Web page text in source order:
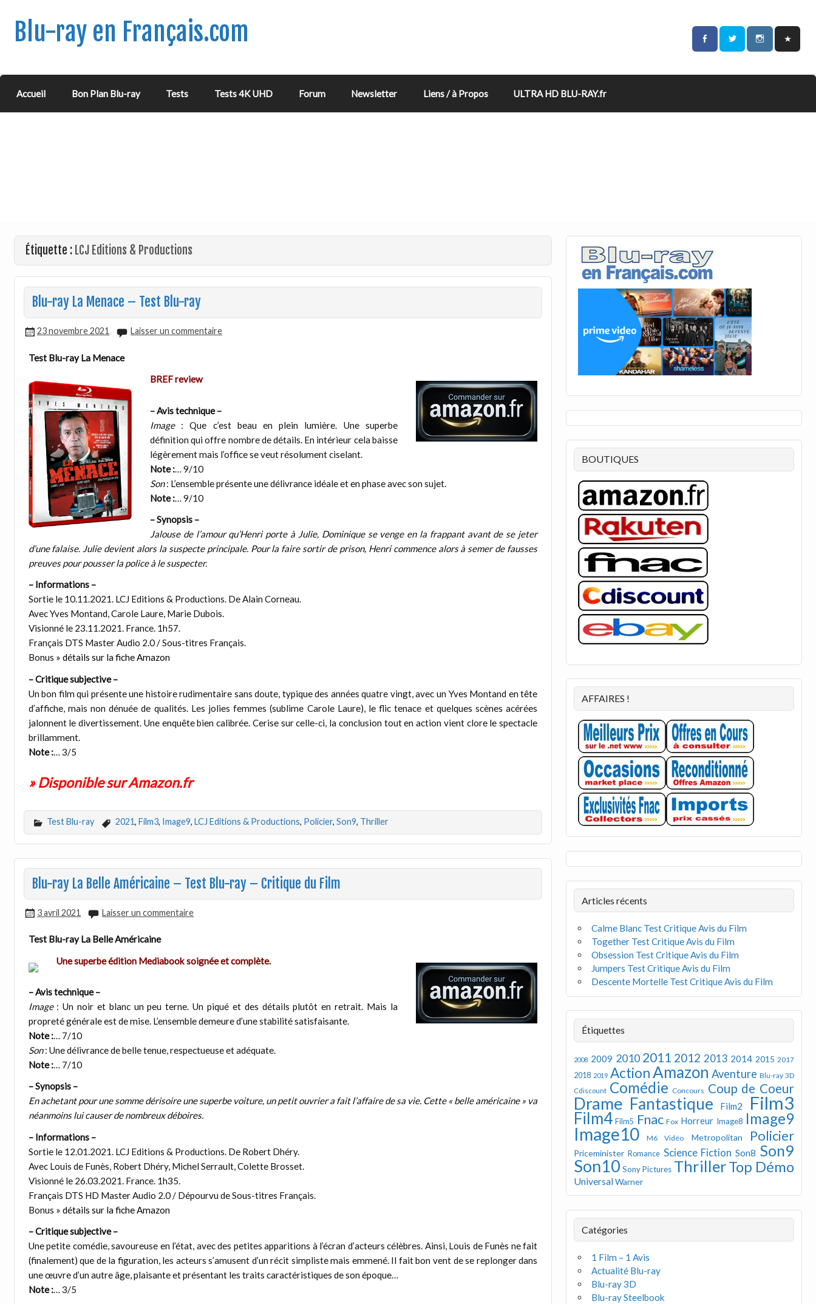
Blu-ray en Français.com
Accueil Bon Plan Blu-ray Tests Tests 4K UHD Forum Newsletter Liens / à Propos ULTRA HD BLU-RAY.fr
Étiquette : LCJ Editions & Productions
Blu-ray La Menace – Test Blu-ray
23 novembre 2021 Laisser un commentaire
Test Blu-ray La Menace
BREF review
– Avis technique –
Image: Que c’est beau en plein lumière. Une superbe
définition qui offre nombre de détails. En intérieur cela baisse
légèrement mais l’office se veut résolument ciselant.
Note :… 9/10
Son: L’ensemble présente une délivrance idéale et en phase avec son sujet.
Note :… 9/10
– Synopsis –
Jalouse de l’amour qu’Henri porte à Julie, Dominique se venge en la frappant avant de se jeter
d’une falaise. Julie devient alors la suspecte principale. Pour la faire sortir de prison, Henri commence alors à semer de fausses
preuves pour pousser la police à le suspecter.
– Informations –
Sortie le 10.11.2021. LCJ Editions & Productions. De Alain Corneau.
Avec Yves Montand, Carole Laure, Marie Dubois.
Visionné le 23.11.2021. France. 1h57.
Français DTS Master Audio 2.0 / Sous-titres Français.
Bonus » détails sur la fiche Amazon
– Critique subjective –
Un bon film qui présente une histoire rudimentaire sans doute, typique des années quatre vingt, avec un Yves Montand en tête
d’affiche, mais non dénuée de qualités. Les jolies femmes (sublime Carole Laure), le flic tenace et quelques scènes acérées
jalonnent le divertissement. Une enquête bien calibrée. Cerise sur celle-ci, la conclusion tout en action vient clore le spectacle
brillamment.
Note :… 3/5
» Disponible sur Amazon.fr
Test Blu-ray 2021, Film3, Image9, LCJ Editions & Productions, Policier, Son9, Thriller
Blu-ray La Belle Américaine – Test Blu-ray – Critique du Film
3 avril 2021 Laisser un commentaire
Test Blu-ray La Belle Américaine
Une superbe édition Mediabook soignée et complète.
– Avis technique –
Image: Un noir et blanc un peu terne. Un piqué et des détails plutôt en retrait. Mais la
propreté générale est de mise. L’ensemble demeure d’une stabilité satisfaisante.
Note :… 7/10
Son: Une délivrance de belle tenue, respectueuse et adéquate.
Note :… 7/10
– Synopsis –
En achetant pour une somme dérisoire une superbe voiture, un petit ouvrier a fait l’affaire de sa vie. Cette « belle américaine » va
néanmoins lui causer de nombreux déboires.
– Informations –
Sortie le 12.01.2021. LCJ Editions & Productions. De Robert Dhéry.
Avec Louis de Funès, Robert Dhéry, Michel Serrault, Colette Brosset.
Visionné le 26.03.2021. France. 1h35.
Français DTS HD Master Audio 2.0 / Dépourvu de Sous-titres Français.
Bonus » détails sur la fiche Amazon
– Critique subjective –
Une petite comédie, savoureuse en l’état, avec des petites apparitions à l’écran d’acteurs célèbres. Ainsi, Louis de Funès ne fait
(finalement) que de la figuration, les acteurs s’amusent d’un récit simpliste mais emmené. Il fait bon vent de se replonger dans
une œuvre d’un autre âge, plaisante et présentant les traits caractéristiques de son époque…
Note :… 3/5
BOUTIQUES
AFFAIRES !
Articles récents
Calme Blanc Test Critique Avis du Film
Together Test Critique Avis du Film
Obsession Test Critique Avis du Film
Jumpers Test Critique Avis du Film
Descente Mortelle Test Critique Avis du Film
Étiquettes
2008 2009 2010 2011 2012 2013 2014 2015 2017
2018 2019 ActionAmazon Aventure Blu-ray 3D
Cdiscount Comédie Concours Coup de Coeur
Drame Fantastique Film2 Film3
Film4 Film5 Fnac Fox Horreur Image8 Image9
Image10 M6 Vidéo Metropolitan Policier
Priceminister Romance Science Fiction Son8 Son9
Son10 Sony Pictures ThrillerTop Démo
UniversalWarner
Catégories
1 Film – 1 Avis
Actualité Blu-ray
Blu-ray 3D
Blu-ray Steelbook